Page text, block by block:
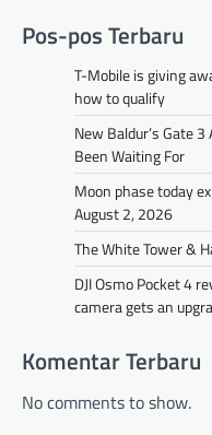
Pos-pos Terbaru
T-Mobile is giving
how to qualify
New Baldur’s Gate
Been Waiting For
Moon phase today
August 2, 2026
The White Tower &
DJI Osmo Pocket 4
camera gets an
Komentar Terbaru
No comments to show.